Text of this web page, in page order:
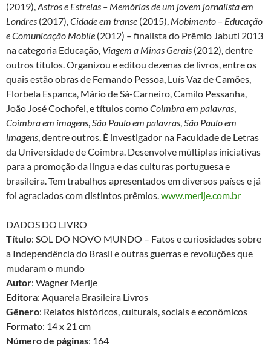
(2019),Astros e Estrelas – Memórias de um jovem jornalista em
Londres (2017),Cidade em transe (2015), Mobimento – Educação
e Comunicação Mobile (2012) – finalista do Prêmio Jabuti 2013
na categoria Educação, Viagem a Minas Gerais (2012), dentre
outros títulos. Organizou e editou dezenas de livros, entre os
quais estão obras de Fernando Pessoa, Luís Vaz de Camões,
Florbela Espanca, Mário de Sá-Carneiro, Camilo Pessanha,
João José Cochofel, e títulos comoCoimbra em palavras,
Coimbra em imagens,São Paulo em palavras,São Paulo em
imagens, dentre outros. É investigador na Faculdade de Letras
da Universidade de Coimbra. Desenvolve múltiplas iniciativas
para a promoção da língua e das culturas portuguesa e
brasileira. Tem trabalhos apresentados em diversos países e já
foi agraciados com distintos prêmios.www.merije.com.br
DADOS DO LIVRO
Título: SOL DO NOVO MUNDO – Fatos e curiosidades sobre
a Independência do Brasil e outras guerras e revoluções que
mudaram o mundo
Autor: Wagner Merije
Editora: Aquarela Brasileira Livros
Gênero: Relatos históricos, culturais, sociais e econômicos
Formato: 14 x 21 cm
Número de páginas: 164